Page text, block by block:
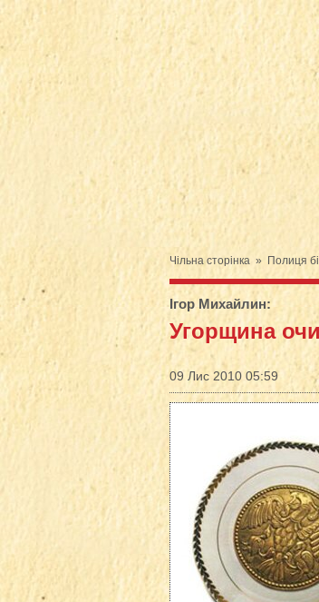
Чільна сторінка » Полиця
Ігор Михайлин:
Угорщина
09 Лис 2010 05:59